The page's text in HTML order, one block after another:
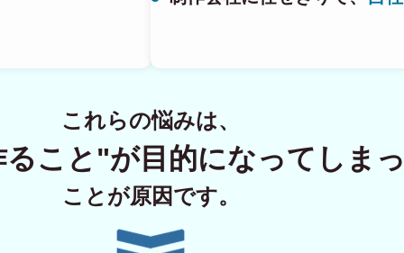
Principle
これらの悩みは、
ること"が目的になってしま
ことが原因です。